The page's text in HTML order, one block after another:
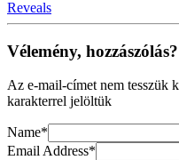
Reveals
Vélemény, hozzászólás?
Az e-mail-címet nem tesszük
karakterrel jelöltük
Name*
Email Address*